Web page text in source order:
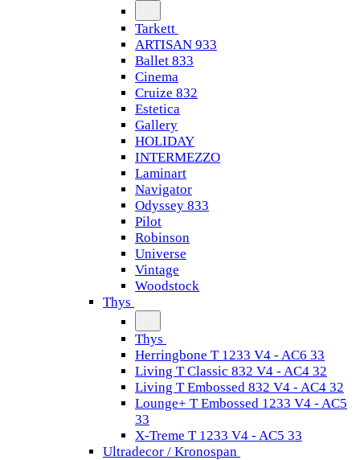
Tarkett
ARTISAN 933
Ballet 833
Cinema
Cruize 832
Estetica
Gallery
HOLIDAY
INTERMEZZO
Laminart
Navigator
Odyssey 833
Pilot
Robinson
Universe
Vintage
Woodstock
Thys
Thys
Herringbone T 1233 V4 - AC6 33
Living T Classic 832 V4 - AC4 32
Living T Embossed 832 V4 - AC4 32
Lounge+ T Embossed 1233 V4 - AC5
33
X-Treme T 1233 V4 - AC5 33
Ultradecor / Kronospan